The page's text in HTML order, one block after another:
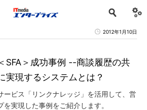
2012年1月10日
SFA＞成功事例 --商談履歴の共
実現するシステムとは？
ービス「リンクナレッジ」を活用して、営
実現した事例をご紹介します。